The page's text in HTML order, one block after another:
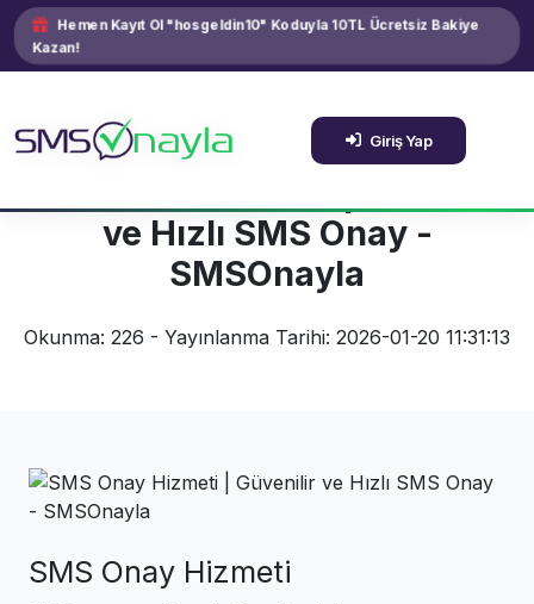
Hemen Kayıt Ol "hosgeldin10" Koduyla 10TL Ücretsiz Bakiye
Kazan!
Giriş Yap
ve Hızlı SMS Onay -
SMSOnayla
Okunma: 226 - Yayınlanma Tarihi: 2026-01-20 11:31:13
SMS Onay Hizmeti